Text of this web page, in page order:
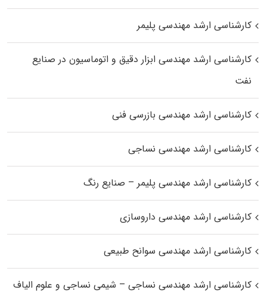
کارشناسی ارشد مهندسی پلیمر
کارشناسی ارشد مهندسی ابزار دقیق و اتوماسیون در صنایع
نفت
کارشناسی ارشد مهندسی بازرسی فنی
کارشناسی ارشد مهندسی نساجی
کارشناسی ارشد مهندسی پلیمر – صنایع رنگ
کارشناسی ارشد مهندسی داروسازی
کارشناسی ارشد مهندسی سوانح طبیعی
کارشناسی ارشد مهندسی نساجی – شیمی نساجی و علوم الیاف